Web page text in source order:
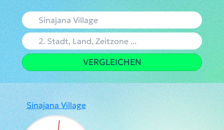
VERGLEICHEN
Sinajana Village